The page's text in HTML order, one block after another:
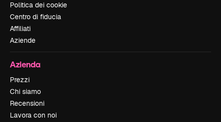
Politica dei cookie
Centro di fiducia
Affiliati
Aziende
Azienda
Prezzi
Chi siamo
Recensioni
Lavora con noi